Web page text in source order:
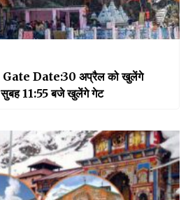
Date:30 अप्रैल को खुलेंगे
सुबह 11:55 बजे खुलेंगे गेट